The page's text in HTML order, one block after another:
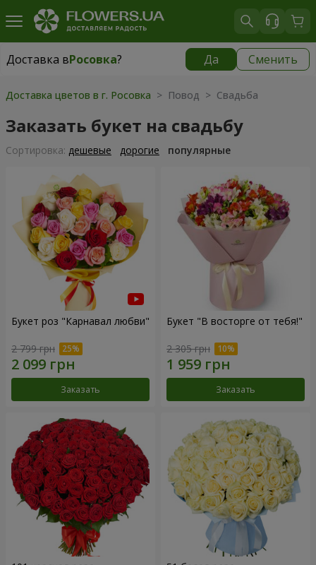
Доставка вРосовка? Да Сменить
Доставка вРосовка|
Доставка цветов в г. Росовка > Повод > Свадьба
Заказать букет на свадьбу
Cортировка: дешевые дорогие популярные
Букет роз "Карнавал любви"
2 799 грн
Заказать
Букет "В восторге от тебя!"
2 305 грн
Заказать